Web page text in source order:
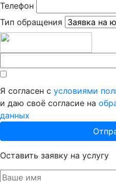
Телефон
Тип обращения
Я согласен с условиями
и даю своё согласие на
данных
Оставить заявку на услугу